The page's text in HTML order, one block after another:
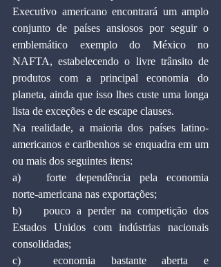
Executivo americano encontrará um amplo
conjunto de países ansiosos por seguir o
emblemático exemplo do México no
NAFTA, estabelecendo o livre trânsito de
produtos com a principal economia do
planeta, ainda que isso lhes custe uma longa
lista de exceções e de escape clauses.
Na realidade, a maioria dos países latino-
americanos e caribenhos se enquadra em um
ou mais dos seguintes itens:
a)	forte dependência pela economia
norte-americana nas exportações;
b)	pouco a perder na competição dos
Estados Unidos com indústrias nacionais
consolidadas;
c)	economia bastante aberta e